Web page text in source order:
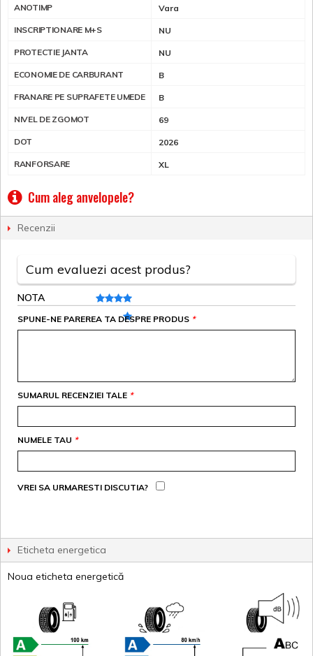
ANOTIMP Vara
INSCRIPTIONARE M+S NU
PROTECTIE JANTA NU
ECONOMIE DE CARBURANT B
FRANARE PE SUPRAFETE UMEDE B
NIVEL DE ZGOMOT 69
DOT 2026
RANFORSARE XL
Cum aleg anvelopele?
Recenzii
Cum evaluezi acest produs?
NOTA
*
SPUNE-NE PAREREA TA DESPRE PRODUS
*
SUMARUL RECENZIEI TALE
*
NUMELE TAU
VREI SA URMARESTI DISCUTIA?
Eticheta energetica
Noua eticheta energetică